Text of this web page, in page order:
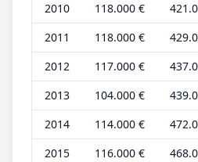
2010
118.000 €
2011
118.000 €
2012
117.000 €
2013
104.000 €
2014
114.000 €
2015
116.000 €